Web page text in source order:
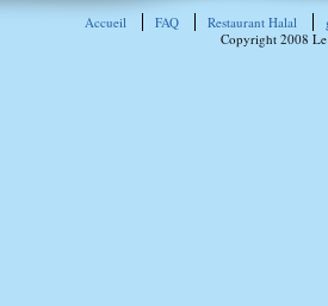
Accueil FAQ Restaurant Halal
Copyright 2008